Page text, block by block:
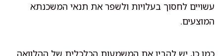
עשויים לחסוך בעלויות ולשפר את תנאי המשכנתא
המוצעים.
כמו כן, יש להבין את המשמעות הכלכלית של ההלוואה